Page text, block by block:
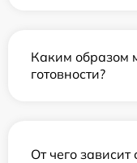
Каким образом
готовности?
От чего